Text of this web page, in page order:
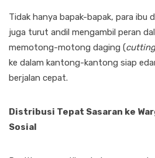
Tidak hanya bapak-bapak, para ibu
juga turut andil mengambil peran
memotong-motong daging (cutting
ke dalam kantong-kantong siap
berjalan cepat.
Distribusi Tepat Sasaran ke
Sosial